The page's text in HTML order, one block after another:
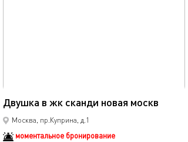
Двушка в жк сканди новая москв
Москва, пр.Куприна, д.1
моментальное бронирование